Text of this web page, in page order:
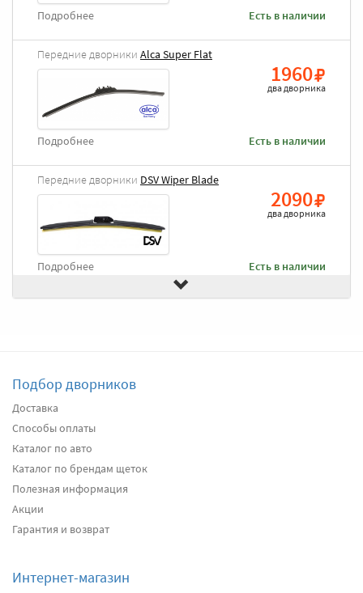
Есть в наличии
Подробнее
Передние дворники Alca Super Flat
1960
два дворника
Есть в наличии
Подробнее
Передние дворники DSV Wiper Blade
2090
два дворника
Есть в наличии
Подробнее
Подробнее
Передние дворники
Подробнее
Подбор дворников
Доставка
Способы оплаты
Каталог по авто
Каталог по брендам щеток
Полезная информация
Акции
Гарантия и возврат
Интернет-магазин